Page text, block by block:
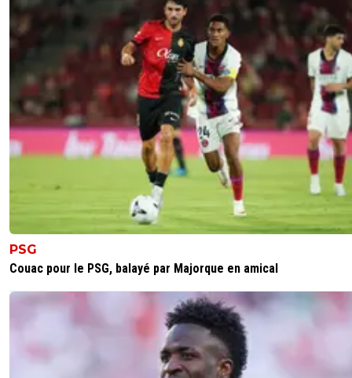
20 octobre 2025 à 15:54 270
Ca, ca n'est que ton avis !
Répondre
olivier-atton 20 octobre 2025 à 17:14 +2436
Tout a fait, mais pour autant il a raison 😋
Répondre
20 octobre 2025 à 18:51 +326
Dommage que je peux pas liker 100 fois
Répondre
PSG
Couac pour le PSG, balayé par Majorque en amical